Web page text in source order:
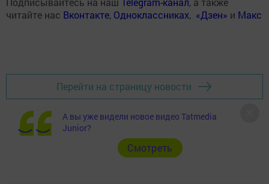
читайте нас Вконтакте, Одноклассниках, «Дзен» и Макс
Перейти на страницу новости
А вы уже видели новое видео Tatmedia
Junior?
Cмотреть